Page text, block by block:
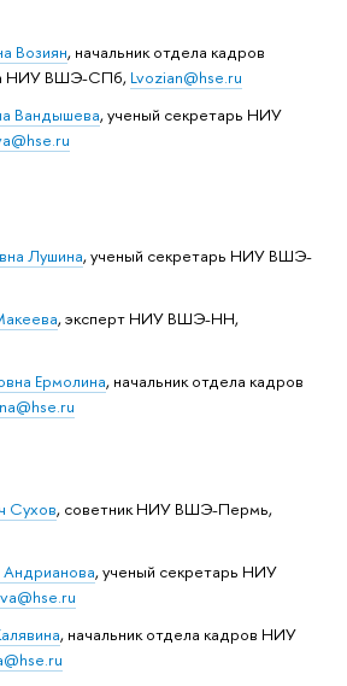
Возиян, начальник отдела кадров
НИУ ВШЭ-СПб, Lvozian@hse.ru
Вандышева, ученый секретарь НИУ
Лушина, ученый секретарь НИУ ВШЭ-
, эксперт НИУ ВШЭ-НН,
Ермолина, начальник отдела кадров
Сухов, советник НИУ ВШЭ-Пермь,
Андрианова, ученый секретарь НИУ
, начальник отдела кадров НИУ